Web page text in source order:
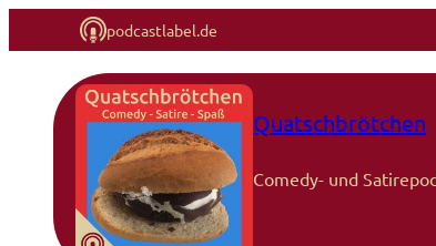
podcastlabel.de
Quatschbrötchen
Comedy- und